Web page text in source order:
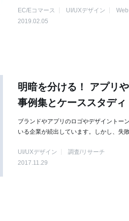
EC/Eコマース UI/UXデザイン
2019.02.05
明暗を分ける！ アプリ
事例集とケーススタディ
ブランドやアプリのロゴやデザイントー
いる企業が続出しています。しかし、失敗
UI/UXデザイン
調査/リサーチ
2017.11.29